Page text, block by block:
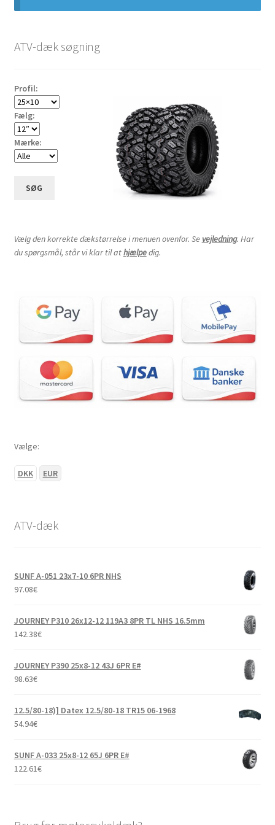
18×7-8″
18×8-8″
18×8.50-8″
18×9.50-8″
18×10.50-8″
19×9.50-8″
20×11-8″
22×11-8″
9″ ATV-dæk
Udfold
ATV-dæk søgning
Profil:
Fælg:
Mærke:
SØG
Vælg den korrekte dækstørrelse i menuen ovenfor. Se vejledning. Har
du spørgsmål, står vi klar til athjælpedig.
Vælge:
DKK EUR
ATV-dæk
SUNF A-051 23x7-10 6PR NHS
97.08€
JOURNEY P310 26x12-12 119A3 8PR TL NHS 16.5mm
142.38€
JOURNEY P390 25x8-12 43J 6PR E#
98.63€
12.5/80-18)] Datex 12.5/80-18 TR15 06-1968
54.94€
SUNF A-033 25x8-12 65J 6PR E#
122.61€